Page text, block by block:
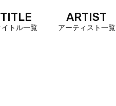
TITLE
イトル一覧
ARTIST
アーティスト一覧